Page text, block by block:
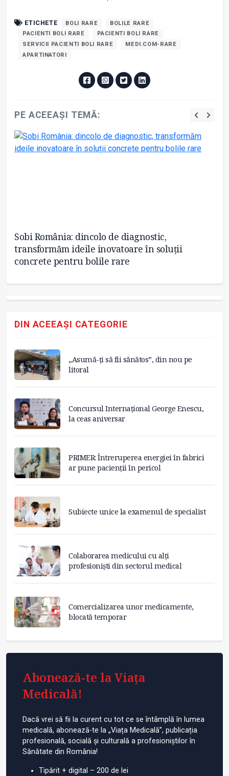
ETICHETE BOLI RARE
BOLILE RARE
PACIENTI BOLI RARE
PACIENTI BOLI RARE
SERVICII PACIENTI BOLI RARE
MEDI.COM-RARE
APARTINATORI
PE ACEEAȘI TEMĂ:
Sobi România: dincolo de diagnostic,
transformăm ideile inovatoare în soluții
concrete pentru bolile rare
DIN ACEEAȘI CATEGORIE
„Asumă-ți să fii sănătos”, din nou pe
litoral
Concursul Internațional George Enescu,
la ceas aniversar
PRIMER: Întreruperea energiei în fabrici
ar pune pacienții în pericol
Subiecte unice la examenul de specialist
Colaborarea medicului cu alți
profesioniști din sectorul medical
Comercializarea unor medicamente,
blocată temporar
Abonează-te la Viața
Medicală!
Dacă vrei să fii la curent cu tot ce se întâmplă în lumea
medicală, abonează-te la „Viața Medicală”, publicația
profesională, socială și culturală a profesioniștilor în
Sănătate din România!
Tipărit + digital – 200 de lei